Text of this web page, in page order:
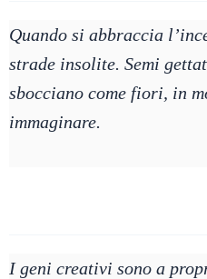
Quando si abbraccia
strade insolite. Semi
sbocciano come fiori, in
immaginare.
I geni creativi sono a